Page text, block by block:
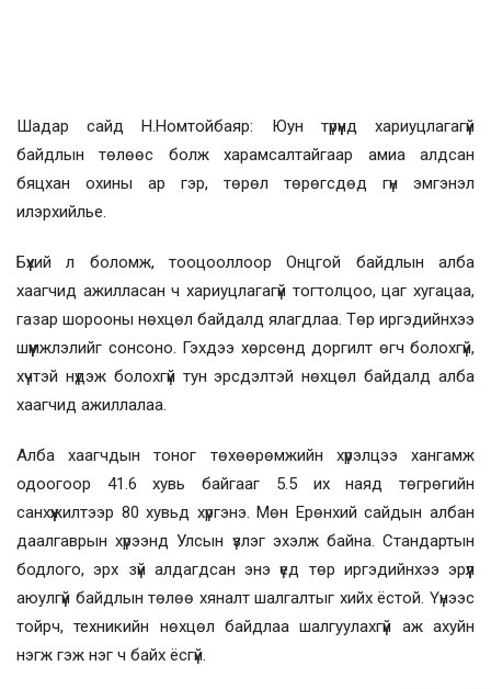
Шадар сайд Н.Номтойбаяр: Юун түрүүнд хариуцлагагүй
байдлын төлөөс болж харамсалтайгаар амиа алдсан
бяцхан охины ар гэр, төрөл төрөгсдөд гүн эмгэнэл
илэрхийлье.
Бүхий л боломж, тооцооллоор Онцгой байдлын алба
хаагчид ажилласан ч хариуцлагагүй тогтолцоо, цаг хугацаа,
газар шорооны нөхцөл байдалд ялагдлаа. Төр иргэдийнхээ
шүүмжлэлийг сонсоно. Гэхдээ хөрсөнд доргилт өгч болохгүй,
хүчтэй нүдэж болохгүй тун эрсдэлтэй нөхцөл байдалд алба
хаагчид ажиллалаа.
Алба хаагчдын тоног төхөөрөмжийн хүрэлцээ хангамж
одоогоор 41.6 хувь байгааг 5.5 их наяд төгрөгийн
санхүүжилтээр 80 хувьд хүргэнэ. Мөн Ерөнхий сайдын албан
даалгаврын хүрээнд Улсын үзлэг эхэлж байна. Стандартын
бодлого, эрх зүй алдагдсан энэ үед төр иргэдийнхээ эрүүл
аюулгүй байдлын төлөө хяналт шалгалтыг хийх ёстой. Үүнээс
тойрч, техникийн нөхцөл байдлаа шалгуулахгүй аж ахуйн
нэгж гэж нэг ч байх ёсгүй.